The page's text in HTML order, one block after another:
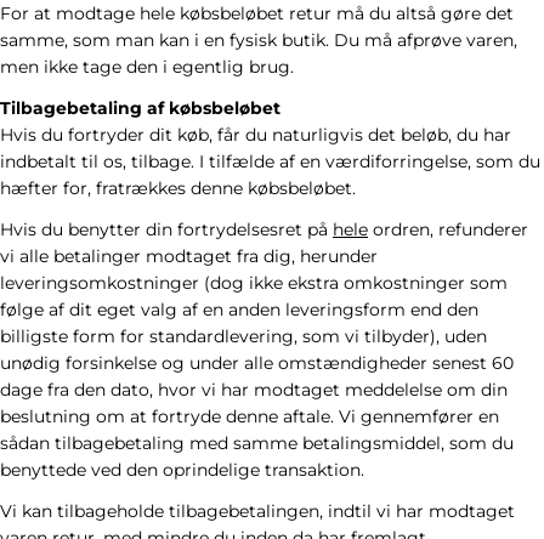
For at modtage hele købsbeløbet retur må du altså gøre det
samme, som man kan i en fysisk butik. Du må afprøve varen,
men ikke tage den i egentlig brug.
Tilbagebetaling af købsbeløbet
Hvis du fortryder dit køb, får du naturligvis det beløb, du har
indbetalt til os, tilbage. I tilfælde af en værdiforringelse, som du
hæfter for, fratrækkes denne købsbeløbet.
Hvis du benytter din fortrydelsesret på hele ordren, refunderer
vi alle betalinger modtaget fra dig, herunder
leveringsomkostninger (dog ikke ekstra omkostninger som
følge af dit eget valg af en anden leveringsform end den
billigste form for standardlevering, som vi tilbyder), uden
unødig forsinkelse og under alle omstændigheder senest 60
dage fra den dato, hvor vi har modtaget meddelelse om din
beslutning om at fortryde denne aftale. Vi gennemfører en
sådan tilbagebetaling med samme betalingsmiddel, som du
benyttede ved den oprindelige transaktion.
Vi kan tilbageholde tilbagebetalingen, indtil vi har modtaget